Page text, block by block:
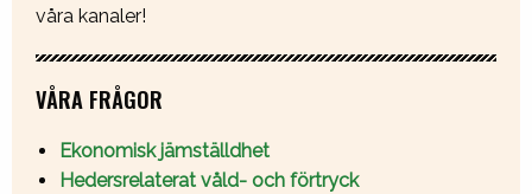
våra kanaler!
VÅRA FRÅGOR
Ekonomisk jämställdhet
Hedersrelaterat våld- och förtryck